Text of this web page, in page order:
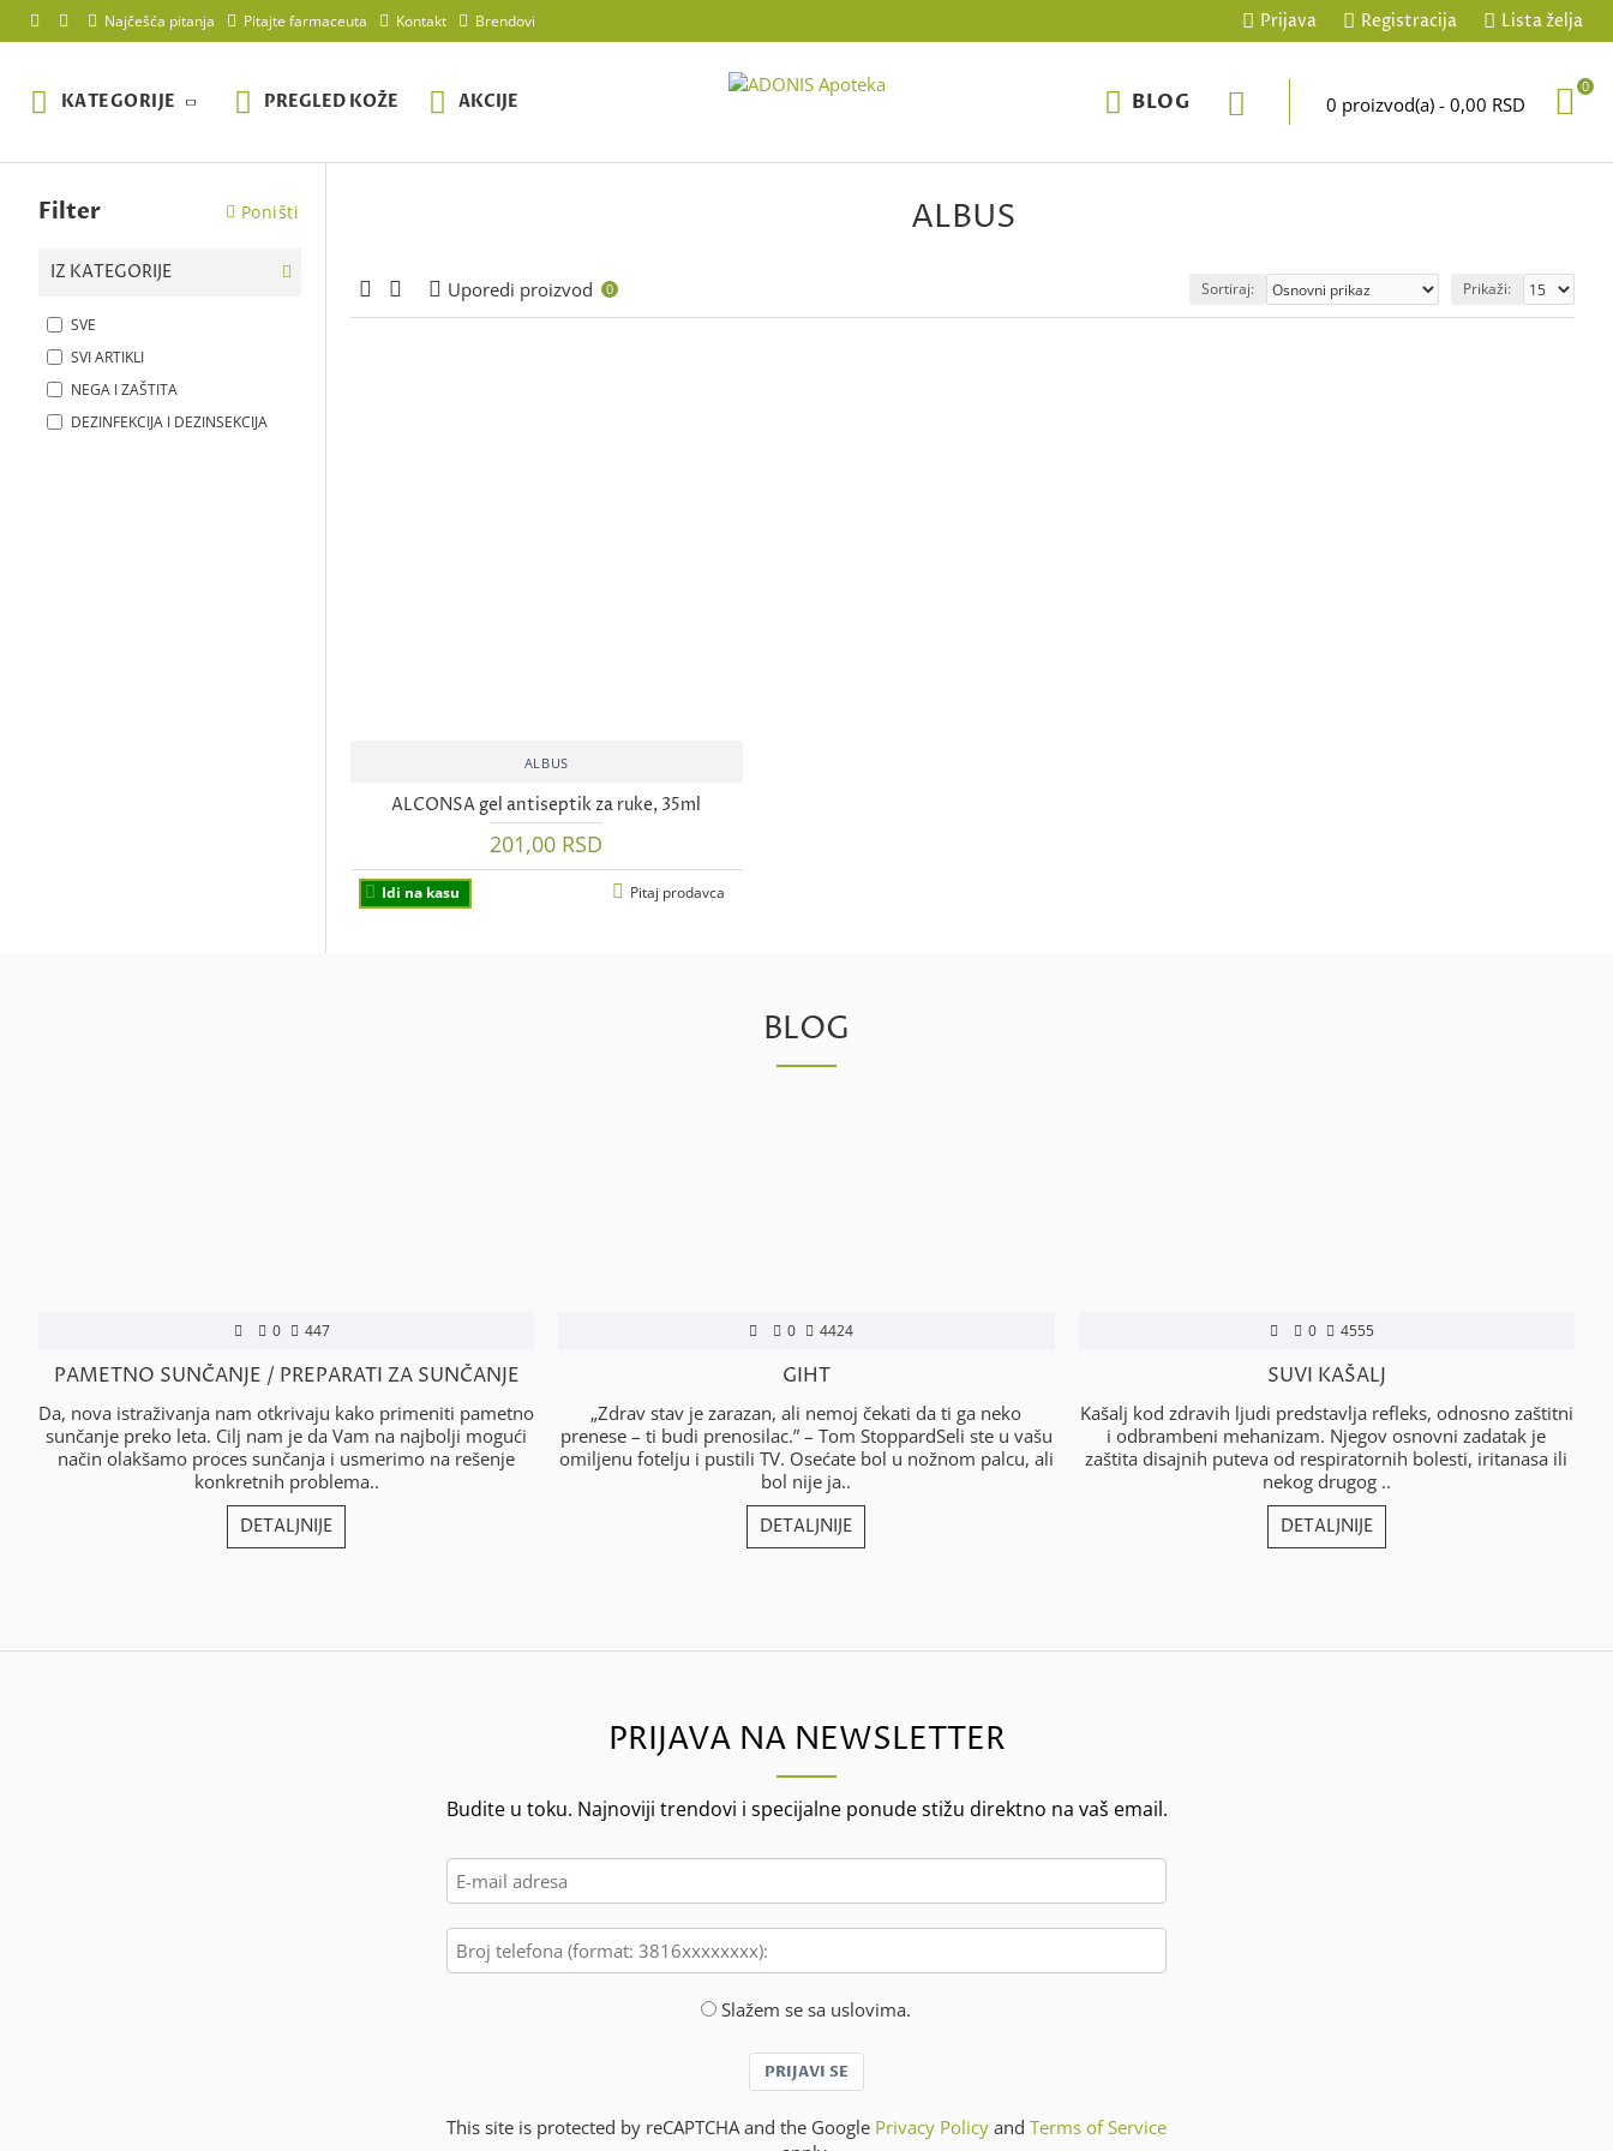
Najčešća pitanja Pitajte farmaceuta Kontakt Brendovi Prijava Registracija Lista želja
KATEGORIJE PREGLED KOŽE AKCIJE BLOG 0 proizvod(a) - 0,00 RSD
0
Filter Poništi
IZ KATEGORIJE
SVE
SVI ARTIKLI
NEGA I ZAŠTITA
DEZINFEKCIJA I DEZINSEKCIJA
ALBUS
Uporedi proizvod 0 Sortiraj: Prikaži:
ALBUS
ALCONSA gel antiseptik za ruke, 35ml
201,00 RSD
Idi na kasu Pitaj prodavca
BLOG
0 447
PAMETNO SUNČANJE / PREPARATI ZA SUNČANJE
Da, nova istraživanja nam otkrivaju kako primeniti pametno
sunčanje preko leta. Cilj nam je da Vam na najbolji mogući
način olakšamo proces sunčanja i usmerimo na rešenje
konkretnih problema..
DETALJNIJE
0 4424
GIHT
„Zdrav stav je zarazan, ali nemoj čekati da ti ga neko
prenese – ti budi prenosilac.” – Tom StoppardSeli ste u vašu
omiljenu fotelju i pustili TV. Osećate bol u nožnom palcu, ali
bol nije ja..
DETALJNIJE
0 4555
SUVI KAŠALJ
Kašalj kod zdravih ljudi predstavlja refleks, odnosno zaštitni
i odbrambeni mehanizam. Njegov osnovni zadatak je
zaštita disajnih puteva od respiratornih bolesti, iritanasa ili
nekog drugog ..
DETALJNIJE
PRIJAVA NA NEWSLETTER
Budite u toku. Najnoviji trendovi i specijalne ponude stižu direktno na vaš email.
Slažem se sa uslovima.
PRIJAVI SE
This site is protected by reCAPTCHA and the Google Privacy Policyand Terms of Service